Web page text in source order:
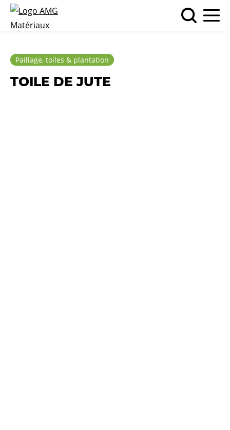
Paillage, toiles & plantation
TOILE DE JUTE